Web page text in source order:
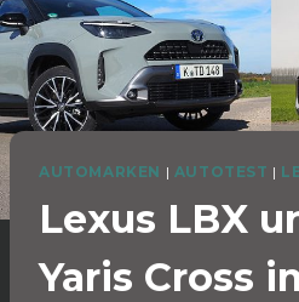
AUTOMARKEN | AUTOTEST |
Lexus LBX
Yaris Cross